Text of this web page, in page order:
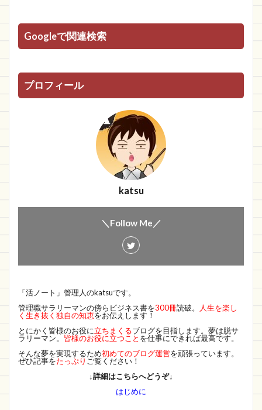
Googleで関連検索
プロフィール
katsu
＼Follow Me／
「活ノート」管理人のkatsuです。
管理職サラリーマンの傍らビジネス書を300冊読破。
人生を楽し
く生き抜く独自の知恵をお伝えします！
とにかく皆様のお役に立ちまくるブログを目指します。夢は脱サ
ラリーマン。 皆様のお役に立つこと を仕事にできれば最高です。
そんな夢を実現するため初めてのブログ運営を頑張っています。
ぜひ記事をたっぷり ご覧ください！
↓詳細はこちらへどうぞ↓
はじめに